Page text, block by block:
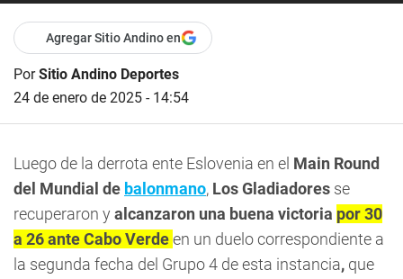
Agregar Sitio Andino en
PorSitio Andino Deportes
24 de enero de 2025 - 14:54
Luego de la derrota ente Eslovenia en el Main Round
del Mundial de balonmano, Los Gladiadores se
recuperaron y alcanzaron una buena victoria por 30
a 26 ante Cabo Verdeen un duelo correspondiente a
la segunda fecha del Grupo 4 de esta instancia, que